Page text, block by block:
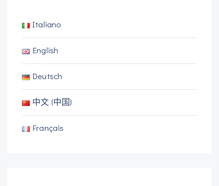
Italiano
English
Deutsch
中文 (中国)
Français